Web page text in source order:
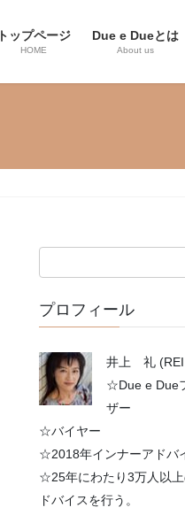
トップページ
HOME
Due e Dueとは
About us
プロフィール
井上 礼 (REI
☆Due e Due
ザー
☆バイヤー
☆2018年インナーアドバ
☆25年にわたり3万人以
ドバイスを行う。